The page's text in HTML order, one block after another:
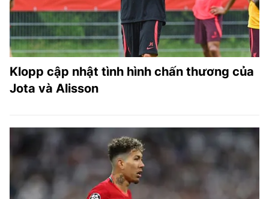
Klopp cập nhật tình hình chấn thương của
Jota và Alisson